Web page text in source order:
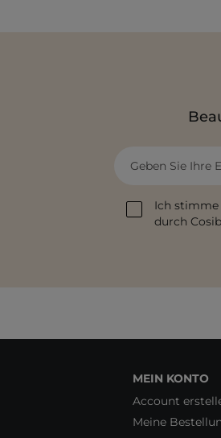
Geben Sie Ihre
Ich
durch
MEIN KONTO
Account
Meine